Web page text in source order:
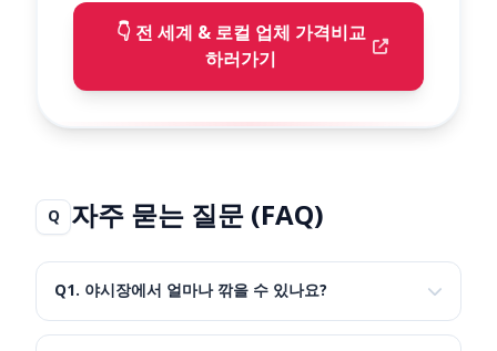
👇 전 세계 & 로컬 업체 가격비교
하러가기
Q 자주 묻는 질문 (FAQ)
Q1. 야시장에서 얼마나 깎을 수 있나요?